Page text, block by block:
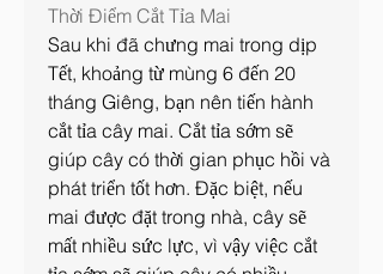
Thời Điểm Cắt Tỉa Mai
Sau khi đã chưng mai trong dịp
Tết, khoảng từ mùng 6 đến 20
tháng Giêng, bạn nên tiến hành
cắt tỉa cây mai. Cắt tỉa sớm sẽ
giúp cây có thời gian phục hồi và
phát triển tốt hơn. Đặc biệt, nếu
mai được đặt trong nhà, cây sẽ
mất nhiều sức lực, vì vậy việc cắt